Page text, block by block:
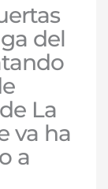
del
La
va ha
a